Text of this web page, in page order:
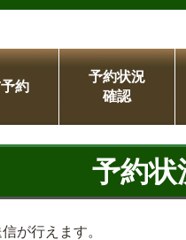
約
予約状況
確認
予約状
が行えます。